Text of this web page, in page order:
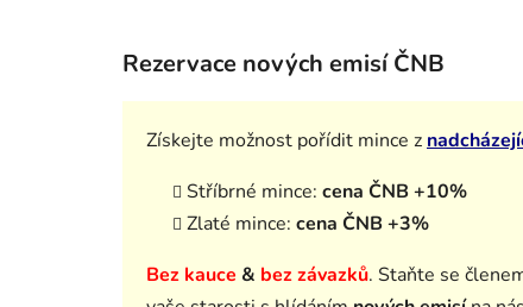
Rezervace nových emisí ČNB
Získejte možnost pořídit mince z
Stříbrné mince: cena ČNB +10%
Zlaté mince: cena ČNB +3%
Bez kauce & bez závazků. Staňte se